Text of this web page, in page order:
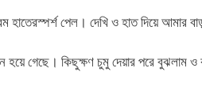
হাতেরস্পর্শ পেল। দেখি ও হাত দিয়ে আমার
হয়ে গেছে। কিছুক্ষণ চুমু দেয়ার পরে বুঝলাম